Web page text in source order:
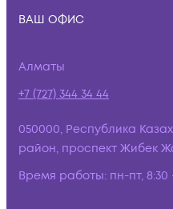
ВАШ ОФИС
Алматы
+7 (727) 344 34 44
050000, Республика
район, проспект Жибек
Время работы: пн-пт, 8:30